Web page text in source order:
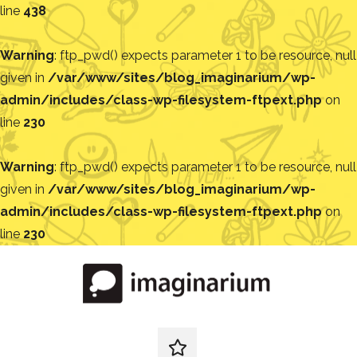
line 438
Warning: ftp_pwd() expects parameter 1 to be resource, null
given in /var/www/sites/blog_imaginarium/wp-
admin/includes/class-wp-filesystem-ftpext.phpon
line 230
Warning: ftp_pwd() expects parameter 1 to be resource, null
given in /var/www/sites/blog_imaginarium/wp-
admin/includes/class-wp-filesystem-ftpext.phpon
line 230
redes